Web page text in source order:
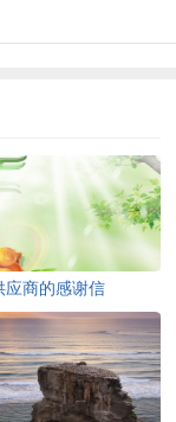
应商的感谢信